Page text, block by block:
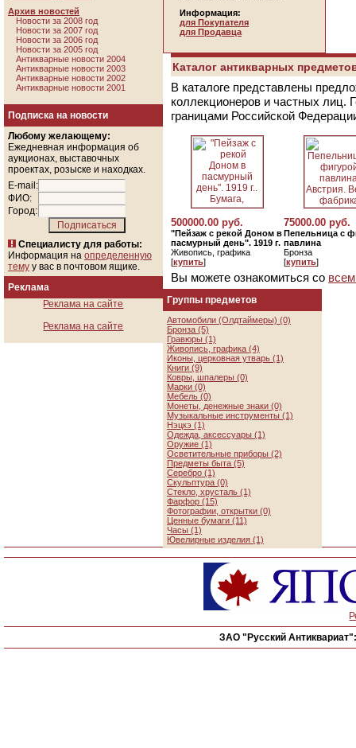
Архив новостей
Новости за 2008 год
Новости за 2007 год
Новости за 2006 год
Новости за 2005 год
Антикварные новости 2004
Антикварные новости 2003
Антикварные новости 2002
Антикварные новости 2001
Подписка на новости
Любому желающему:
Ежедневная информация об
аукционах, выставочных
проектах, розыске и находках.
E-mail:
ФИО:
Город:
Специалисту для работы:
Информация на определенную
тему у вас в почтовом ящике.
Реклама
Реклама на сайте
Реклама на сайте
Информация:
для Покупателя
для Продавца
Каталог антикварных
В каталоге представлены
коллекционеров и частных лиц.
границами Российской
500000.00 руб.
"Пейзаж с рекой Доном в
пасмурный день". 1919 г.
Живопись, графика
[купить]
75000.00 руб.
Пепельница с
павлина
Бронза
[купить]
Вы можете ознакомиться со
Группы предметов
Автомобили (Олдтаймеры) (0)
Бронза (5)
Гравюры (1)
Живопись, графика (4)
Иконы, церковная утварь (1)
Книги (9)
Ковры, шпалеры (0)
Марки (0)
Мебель (0)
Монеты, денежные знаки (0)
Музыкальные инструменты (1)
Нэцкэ (1)
Одежда, аксессуары (1)
Оружие (1)
Осветительные приборы (2)
Предметы быта (5)
Серебро (1)
Скульптура (0)
Стекло, хрусталь (1)
Фарфор (15)
Фотографии, открытки (0)
Ценные бумаги (11)
Часы (1)
Ювелирные изделия (1)
ЗАО "Русский Антиквариат":